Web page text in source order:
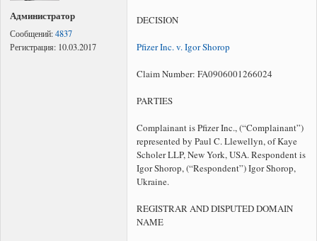
Администратор
Сообщений:4837
Регистрация: 10.03.2017
DECISION
Pfizer Inc. v. Igor Shorop
Claim Number: FA0906001266024
PARTIES
Complainant is Pfizer Inc., (“Complainant”)
represented by Paul C. Llewellyn, of Kaye
Scholer LLP, New York, USA. Respondent is
Igor Shorop, (“Respondent”) Igor Shorop,
Ukraine.
REGISTRAR AND DISPUTED DOMAIN
NAME